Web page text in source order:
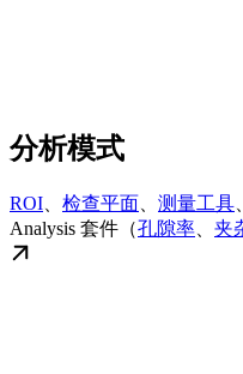
分析模式
ROI、 检查平面、 测量工具、
Analysis 套件（孔隙率、 夹